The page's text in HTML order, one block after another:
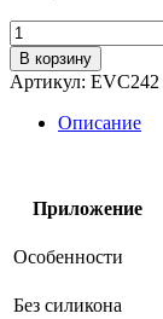
Количество
товара
Соединительный
кабель
evc242
В корзину
Артикул: EVC242
Описание
Приложение
Особенности
Без силикона